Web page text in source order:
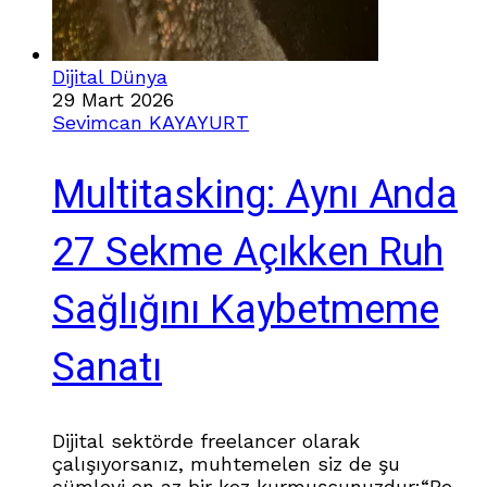
Dijital Dünya
29 Mart 2026
Sevimcan KAYAYURT
Multitasking: Aynı Anda
27 Sekme Açıkken Ruh
Sağlığını Kaybetmeme
Sanatı
Dijital sektörde freelancer olarak
çalışıyorsanız, muhtemelen siz de şu